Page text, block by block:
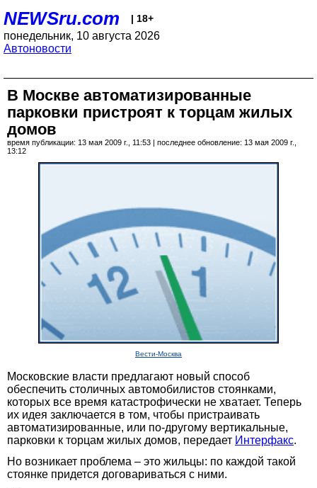
NEWSru.com | 18+
понедельник, 10 августа 2026
Автоновости
В Москве автоматизированные
парковки пристроят к торцам жилых
домов
время публикации: 13 мая 2009 г., 11:53 | последнее обновление: 13 мая 2009 г.,
13:12
Вести-Москва
Московские власти предлагают новый способ
обеспечить столичных автомобилистов стоянками,
которых все время катастрофически не хватает. Теперь
их идея заключается в том, чтобы пристраивать
автоматизированные, или по-другому вертикальные,
парковки к торцам жилых домов, передает Интерфакс.
Но возникает проблема – это жильцы: по каждой такой
стоянке придется договариваться с ними.